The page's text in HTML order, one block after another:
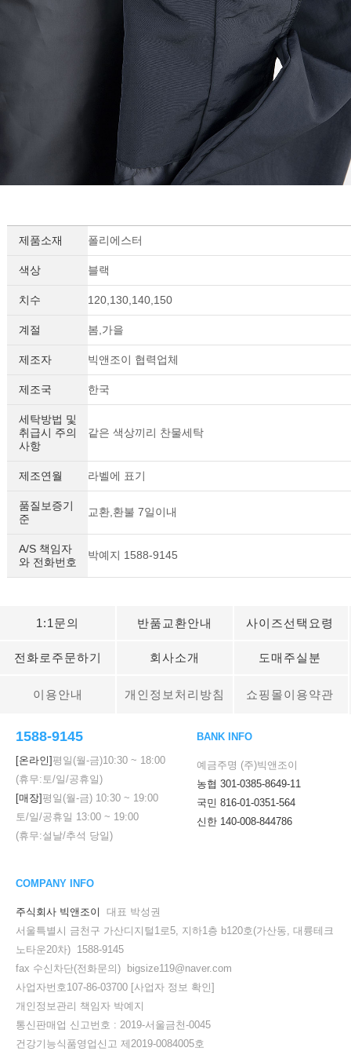
제품소재 폴리에스터
색상 블랙
치수 120,130,140,150
계절 봄,가을
제조자 빅앤조이 협력업체
제조국 한국
세탁방법 및
취급시 주의
사항
같은 색상끼리 찬물세탁
제조연월 라벨에 표기
품질보증기
준
교환,환불 7일이내
A/S 책임자
와 전화번호
박예지 1588-9145
1:1문의 반품교환안내 사이즈선택요령
전화로주문하기 회사소개 도매주실분
이용안내 개인정보처리방침 쇼핑몰이용약관
1588-9145
[온라인]평일(월-금)10:30 ~ 18:00
(휴무:토/일/공휴일)
[매장]평일(월-금) 10:30 ~ 19:00
토/일/공휴일 13:00 ~ 19:00
(휴무:설날/추석 당일)
BANK INFO
예금주명 (주)빅앤조이
농협 301-0385-8649-11
국민 816-01-0351-564
신한 140-008-844786
COMPANY INFO
주식회사 빅앤조이
대표 박성권
서울특별시 금천구 가산디지털1로5, 지하1층 b120호(가산동, 대륭테크
노타운20차) 1588-9145
fax 수신차단(전화문의) bigsize119@naver.com
사업자번호107-86-03700 [사업자 정보 확인]
개인정보관리 책임자 박예지
통신판매업 신고번호 : 2019-서울금천-0045
건강기능식품영업신고 제2019-0084005호